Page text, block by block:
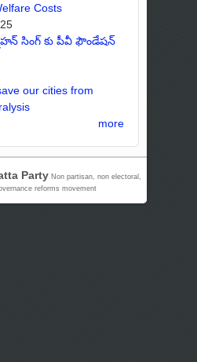
Costs
సింగ్ కు పీవీ ఫౌండేషన్
our cities from
more
PartyNon partisan, non electoral,
reforms movement